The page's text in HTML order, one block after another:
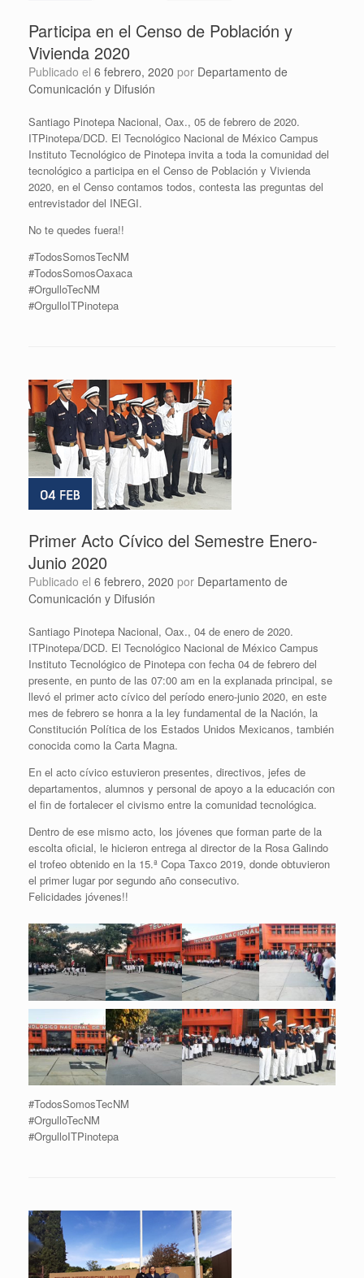
Participa en el Censo de Población y
Vivienda 2020
Publicado el 6 febrero, 2020 por Departamento de
Comunicación y Difusión
Santiago Pinotepa Nacional, Oax., 05 de febrero de 2020.
ITPinotepa/DCD. El Tecnológico Nacional de México Campus
Instituto Tecnológico de Pinotepa invita a toda la comunidad del
tecnológico a participa en el Censo de Población y Vivienda
2020, en el Censo contamos todos, contesta las preguntas del
entrevistador del INEGI.
No te quedes fuera!!
#TodosSomosTecNM
#TodosSomosOaxaca
#OrgulloTecNM
#OrgulloITPinotepa
Primer Acto Cívico del Semestre Enero-
Junio 2020
Publicado el 6 febrero, 2020 por Departamento de
Comunicación y Difusión
Santiago Pinotepa Nacional, Oax., 04 de enero de 2020.
ITPinotepa/DCD. El Tecnológico Nacional de México Campus
Instituto Tecnológico de Pinotepa con fecha 04 de febrero del
presente, en punto de las 07:00 am en la explanada principal, se
llevó el primer acto cívico del período enero-junio 2020, en este
mes de febrero se honra a la ley fundamental de la Nación, la
Constitución Política de los Estados Unidos Mexicanos, también
conocida como la Carta Magna.
En el acto cívico estuvieron presentes, directivos, jefes de
departamentos, alumnos y personal de apoyo a la educación con
el fin de fortalecer el civismo entre la comunidad tecnológica.
Dentro de ese mismo acto, los jóvenes que forman parte de la
escolta oficial, le hicieron entrega al director de la Rosa Galindo
el trofeo obtenido en la 15.ª Copa Taxco 2019, donde obtuvieron
el primer lugar por segundo año consecutivo.
Felicidades jóvenes!!
#TodosSomosTecNM
#OrgulloTecNM
#OrgulloITPinotepa